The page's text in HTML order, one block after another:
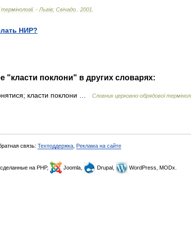
термінології. - Львів; Свічадо 2001
НИР?
"класти поклони" в других словарях:
класти поклони … Словник церковно-обрядової
связь: Техподдержка Реклама на сайте
, сделанные на PHP, Joomla, Drupal, WordPress, MODx.